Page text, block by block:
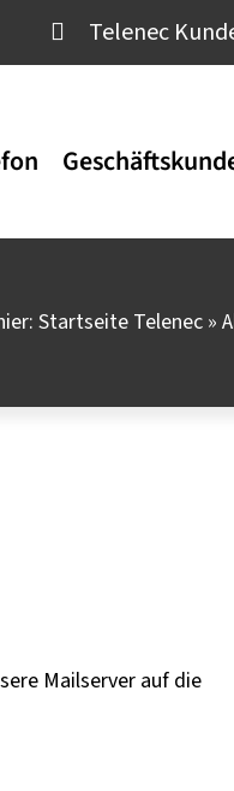
Telenec
Startseite Telenec »
Mailserver auf die